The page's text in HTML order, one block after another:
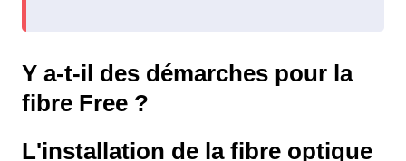
Y a-t-il des démarches pour la
fibre Free ?
L'installation de la fibre optique